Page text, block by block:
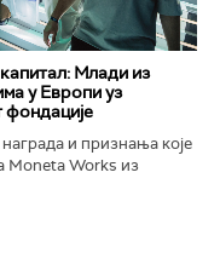
Млади из
у Европи уз
и признања које
Moneta Works из